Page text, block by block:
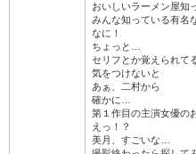
おいしいラーメン屋知
みんな知っている有名
なに！
ちょっと…
セリフとか覚えられて
気をつけないと
あぁ、二村から
確かに…
第１作目の主演女優の
えっ！？
美月、すごいな…